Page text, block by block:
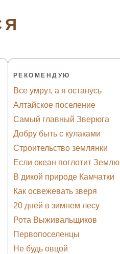
РЕКОМЕНДУЮ
Все умрут, а я останусь
Алтайское поселение
Самый главный Зверюга
Добру быть с кулаками
Строительство землянки
Если океан поглотит Землю
В дикой природе Камчатки
Как освежевать зверя
20 дней в зимнем лесу
Рота Выживальщиков
Первопоселенцы
Не будь овцой